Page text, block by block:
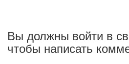
Вы должны войти в
чтобы написать